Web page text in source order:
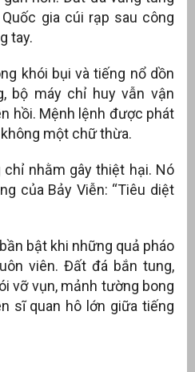
gia cúi rạp sau công
tay.
khói bụi và tiếng nổ dồn
bộ máy chỉ huy vẫn vận
hồi. Mệnh lệnh được phát
một chữ thừa.
chỉ nhằm gây thiệt hại. Nó
của Bảy Viễn: “Tiêu diệt
bật khi những quả pháo
viên. Đất đá bắn tung,
vỡ vụn, mảnh tường bong
sĩ quan hô lớn giữa tiếng